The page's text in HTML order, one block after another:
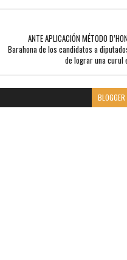
ANTE APLICACIÓN MÉTODO
Barahona de los candidatos a
de lograr una curul
BLOGGER